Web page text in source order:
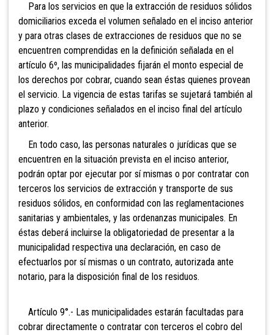
Para los servicios en que la extracción de residuos sólidos
domiciliarios exceda el volumen señalado en el inciso anterior
y para otras clases de extracciones de residuos que no se
encuentren comprendidas en la definición señalada en el
artículo 6º, las municipalidades fijarán el monto especial de
los derechos por cobrar, cuando sean éstas quienes provean
el servicio. La vigencia de estas tarifas se sujetará también al
plazo y condiciones señalados en el inciso final del artículo
anterior.
En todo caso, las personas naturales o jurídicas que se
encuentren en la situación prevista en el inciso anterior,
podrán optar por ejecutar por sí mismas o por contratar con
terceros los servicios de extracción y transporte de sus
residuos sólidos, en conformidad con las reglamentaciones
sanitarias y ambientales, y las ordenanzas municipales. En
éstas deberá incluirse la obligatoriedad de presentar a la
municipalidad respectiva una declaración, en caso de
efectuarlos por sí mismas o un contrato, autorizada ante
notario, para la disposición final de los residuos.
Artículo 9°.- Las municipalidades estarán facultadas para
cobrar directamente o contratar con terceros el cobro del